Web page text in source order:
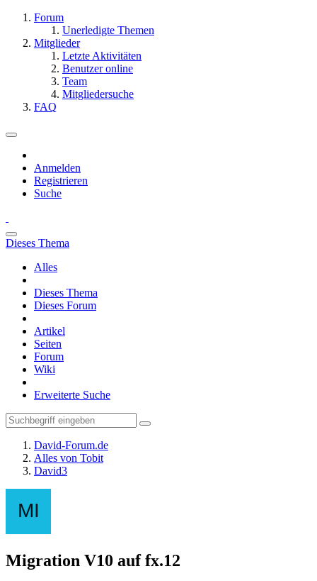
Forum
Unerledigte Themen
Mitglieder
Letzte Aktivitäten
Benutzer online
Team
Mitgliedersuche
FAQ
Anmelden
Registrieren
Suche
Dieses Thema
Alles
Dieses Thema
Dieses Forum
Artikel
Seiten
Forum
Wiki
Erweiterte Suche
David-Forum.de
Alles von Tobit
David3
Migration V10 auf fx.12